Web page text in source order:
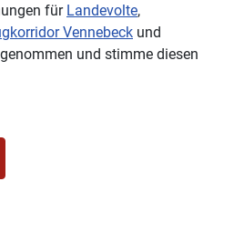
für Landevolte,
Vennebeck und
und stimme diesen